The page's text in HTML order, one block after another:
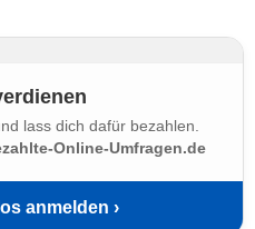
lass dich dafür bezahlen.
Online-Umfragen.de
anmelden ›